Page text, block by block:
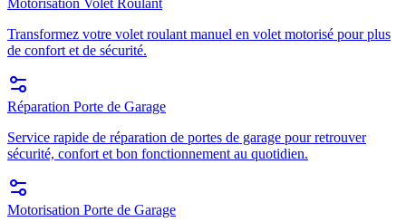
Motorisation Volet Roulant
Transformez votre volet roulant manuel en volet motorisé pour plus
de confort et de sécurité.
Réparation Porte de Garage
Service rapide de réparation de portes de garage pour retrouver
sécurité, confort et bon fonctionnement au quotidien.
Motorisation Porte de Garage